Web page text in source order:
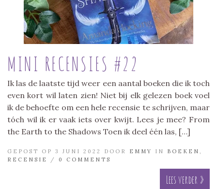
MINI RECENSIES #22
Ik las de laatste tijd weer een aantal boeken die ik toch
even kort wil laten zien! Niet bij elk gelezen boek voel
ik de behoefte om een hele recensie te schrijven, maar
tóch wil ik er vaak iets over kwijt. Lees je mee? From
the Earth to the Shadows Toen ik deel één las, […]
GEPOST OP 3 JUNI 2022 DOOR EMMY IN BOEKEN
RECENSIE
/ 0 COMMENTS
Lees verder »